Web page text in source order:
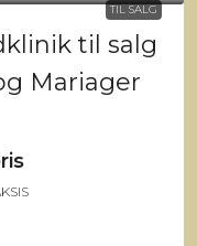
TIL SALG
til salg
Mariager